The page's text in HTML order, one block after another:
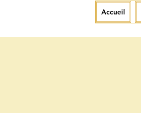
Accueil